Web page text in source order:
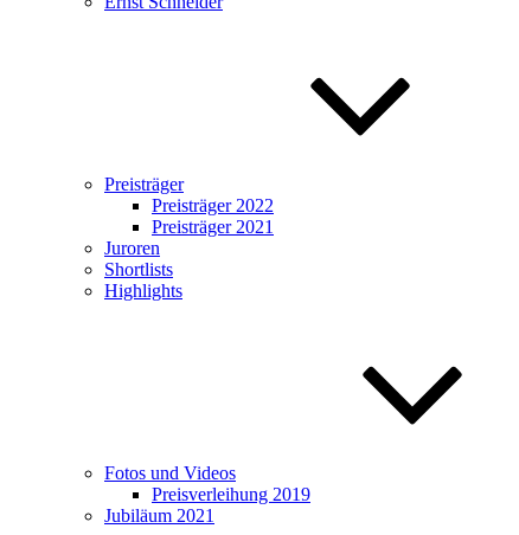
Preisträger
Preisträger 2022
Preisträger 2021
Juroren
Shortlists
Highlights
Fotos und Videos
Preisverleihung 2019
Jubiläum 2021